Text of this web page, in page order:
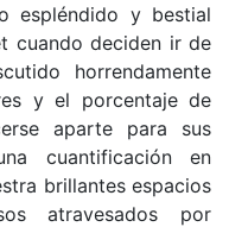
espléndido y bestial
cuando deciden ir de
horrendamente
y el porcentaje de
aparte para sus
cuantificación en
brillantes espacios
atravesados por